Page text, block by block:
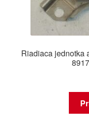
Riadiaca jednotka